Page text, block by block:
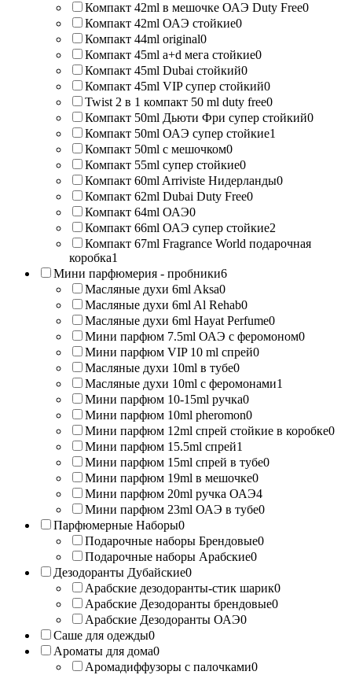
Компакт 42ml в мешочке ОАЭ Duty Free0
Компакт 42ml ОАЭ стойкие0
Компакт 44ml original0
Компакт 45ml a+d мега стойкие0
Компакт 45ml Dubai стойкий0
Компакт 45ml VIP супер стойкий0
Twist 2 в 1 компакт 50 ml duty free0
Компакт 50ml Дьюти Фри супер стойкий0
Компакт 50ml ОАЭ супер стойкие1
Компакт 50ml с мешочком0
Компакт 55ml супер стойкие0
Компакт 60ml Arriviste Нидерланды0
Компакт 62ml Dubai Duty Free0
Компакт 64ml ОАЭ0
Компакт 66ml ОАЭ супер стойкие2
Компакт 67ml Fragrance World подарочная
коробка1
Мини парфюмерия - пробники6
Масляные духи 6ml Aksa0
Масляные духи 6ml Al Rehab0
Масляные духи 6ml Hayat Perfume0
Мини парфюм 7.5ml ОАЭ с феромоном0
Мини парфюм VIP 10 ml спрей0
Масляные духи 10ml в тубе0
Масляные духи 10ml с феромонами1
Мини парфюм 10-15ml ручка0
Мини парфюм 10ml pheromon0
Мини парфюм 12ml спрей стойкие в коробке0
Мини парфюм 15.5ml спрей1
Мини парфюм 15ml спрей в тубе0
Мини парфюм 19ml в мешочке0
Мини парфюм 20ml ручка ОАЭ4
Мини парфюм 23ml ОАЭ в тубе0
Парфюмерные Наборы0
Подарочные наборы Брендовые0
Подарочные наборы Арабские0
Дезодоранты Дубайские0
Арабские дезодоранты-стик шарик0
Арабские Дезодоранты брендовые0
Арабские Дезодоранты ОАЭ0
Саше для одежды0
Ароматы для дома0
Аромадиффузоры с палочками0